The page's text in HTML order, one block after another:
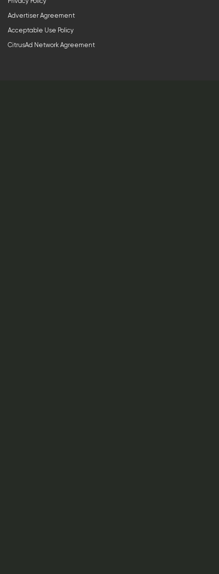
Advertiser Agreement
Acceptable Use Policy
CitrusAd Network Agreement